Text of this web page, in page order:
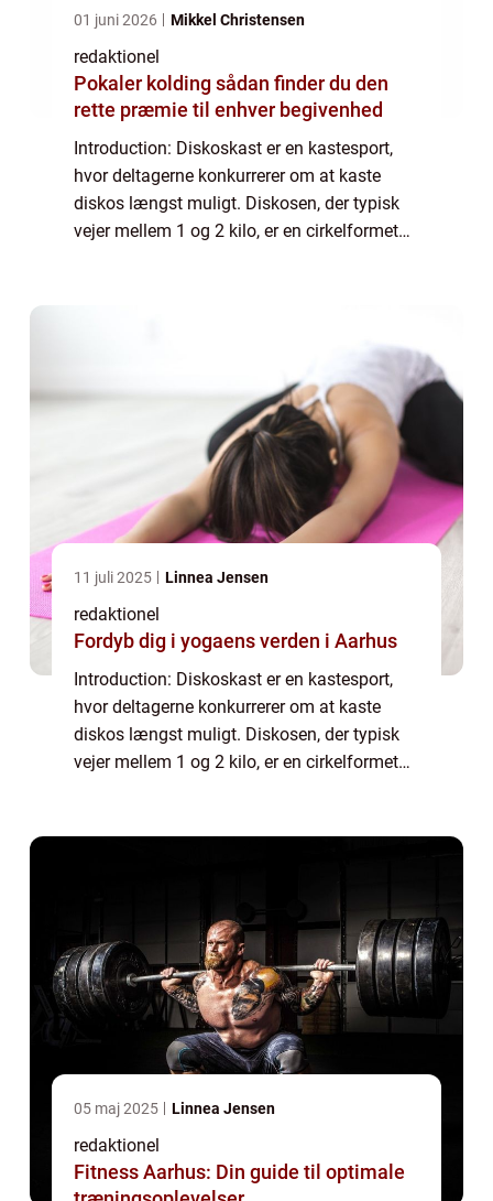
01 juni 2026 Mikkel Christensen
redaktionel
Pokaler kolding sådan finder du den
rette præmie til enhver begivenhed
Introduction: Diskoskast er en kastesport,
hvor deltagerne konkurrerer om at kaste
diskos længst muligt. Diskosen, der typisk
vejer mellem 1 og 2 kilo, er en cirkelformet
11 juli 2025 Linnea Jensen
redaktionel
Fordyb dig i yogaens verden i Aarhus
Introduction: Diskoskast er en kastesport,
hvor deltagerne konkurrerer om at kaste
diskos længst muligt. Diskosen, der typisk
vejer mellem 1 og 2 kilo, er en cirkelformet
05 maj 2025 Linnea Jensen
redaktionel
Fitness Aarhus: Din guide til optimale